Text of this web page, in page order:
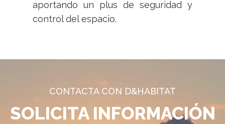
aportando un plus de seguridad y
control del espacio.
CONTACTA CON D&HABITAT
SOLICITA INFORMACIÓN